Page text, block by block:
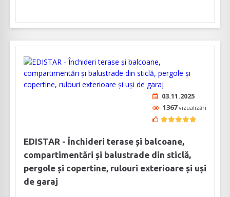
03.11.2025
1367vizualizări
EDISTAR - Închideri terase și balcoane,
compartimentări și balustrade din sticlă,
pergole și copertine, rulouri exterioare și uși
de garaj